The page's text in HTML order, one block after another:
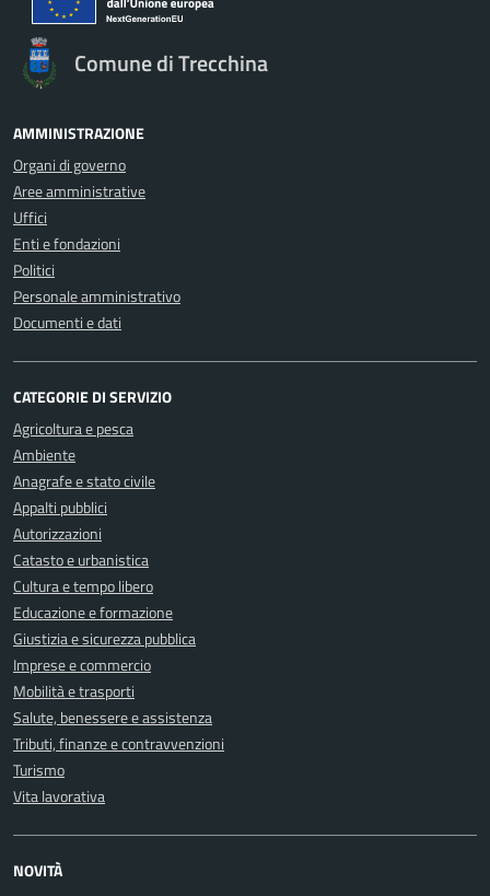
Comune di Trecchina
AMMINISTRAZIONE
Organi di governo
Aree amministrative
Uffici
Enti e fondazioni
Politici
Personale amministrativo
Documenti e dati
CATEGORIE DI SERVIZIO
Agricoltura e pesca
Ambiente
Anagrafe e stato civile
Appalti pubblici
Autorizzazioni
Catasto e urbanistica
Cultura e tempo libero
Educazione e formazione
Giustizia e sicurezza pubblica
Imprese e commercio
Mobilità e trasporti
Salute, benessere e assistenza
Tributi, finanze e contravvenzioni
Turismo
Vita lavorativa
NOVITÀ